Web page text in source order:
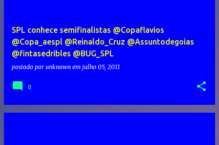
SPL conhece semifinalistas @Copaflavios
@Copa_aespl @Reinaldo_Cruz @Assuntodegoias
@fintasedribles @BUG_SPL
postado por unknown em julho 05, 2011
0